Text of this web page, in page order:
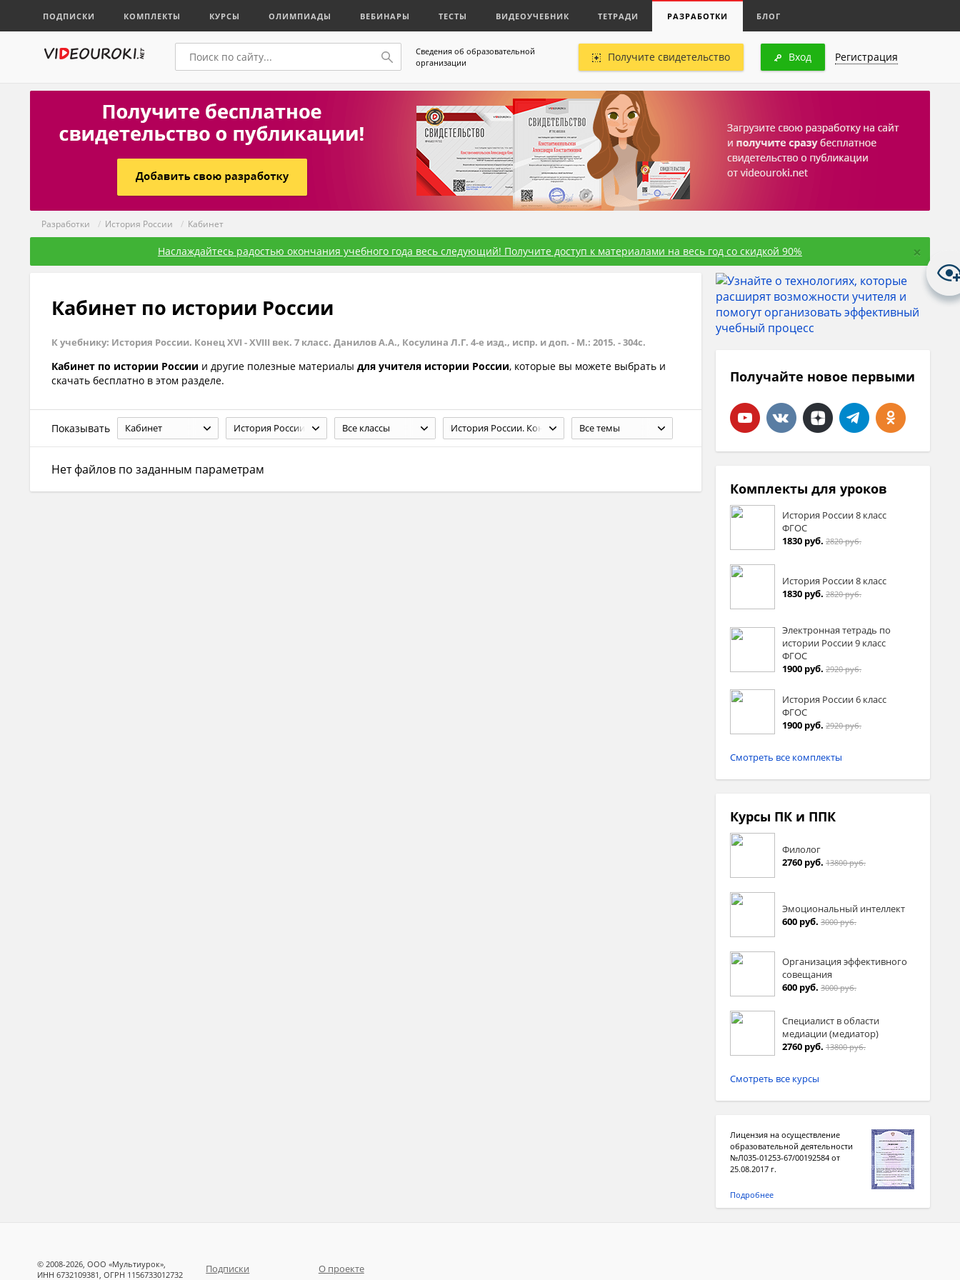
ПОДПИСКИ КОМПЛЕКТЫ КУРСЫ ОЛИМПИАДЫ ВЕБИНАРЫ ТЕСТЫ ВИДЕОУЧЕБНИК ТЕТРАДИ РАЗРАБОТКИ БЛОГ
Сведения об образовательной
организации
Получите свидетельство Вход Регистрация
Разработки / История России / Кабинет
Наслаждайтесь радостью окончания учебного года весь следующий! Получите доступ к материалами на весь год со скидкой 90% ×
Кабинет по истории России
К учебнику: История России. Конец XVI - XVIII век. 7 класс. Данилов А.А., Косулина Л.Г. 4-е изд., испр. и доп. - М.: 2015. - 304с.
Кабинет по истории России и другие полезные материалы для учителя истории России, которые вы можете выбрать и
скачать бесплатно в этом разделе.
Показывать Кабинет История России Все классы История России. Конец XVI - XVIII век. 7 класс. Данилов А.А., Косулина Л.Г. 4-е изд., испр. и доп. - М.: 2015. - 304с. Все темы
Нет файлов по заданным параметрам
Получайте новое первыми
Комплекты для уроков
История России 8 класс
ФГОС
1830 руб. 2820 руб.
История России 8 класс
1830 руб. 2820 руб.
Электронная тетрадь по
истории России 9 класс
ФГОС
1900 руб. 2920 руб.
История России 6 класс
ФГОС
1900 руб. 2920 руб.
Смотреть все комплекты
Курсы ПК и ППК
Филолог
2760 руб. 13800 руб.
Эмоциональный интеллект
600 руб. 3000 руб.
Организация эффективного
совещания
600 руб. 3000 руб.
Специалист в области
медиации (медиатор)
2760 руб. 13800 руб.
Смотреть все курсы
Лицензия на осуществление
образовательной деятельности
№Л035-01253-67/00192584 от
25.08.2017 г.
Подробнее
© 2008-2026, ООО «Мультиурок»,
ИНН 6732109381, ОГРН 1156733012732
Подписки
О проекте